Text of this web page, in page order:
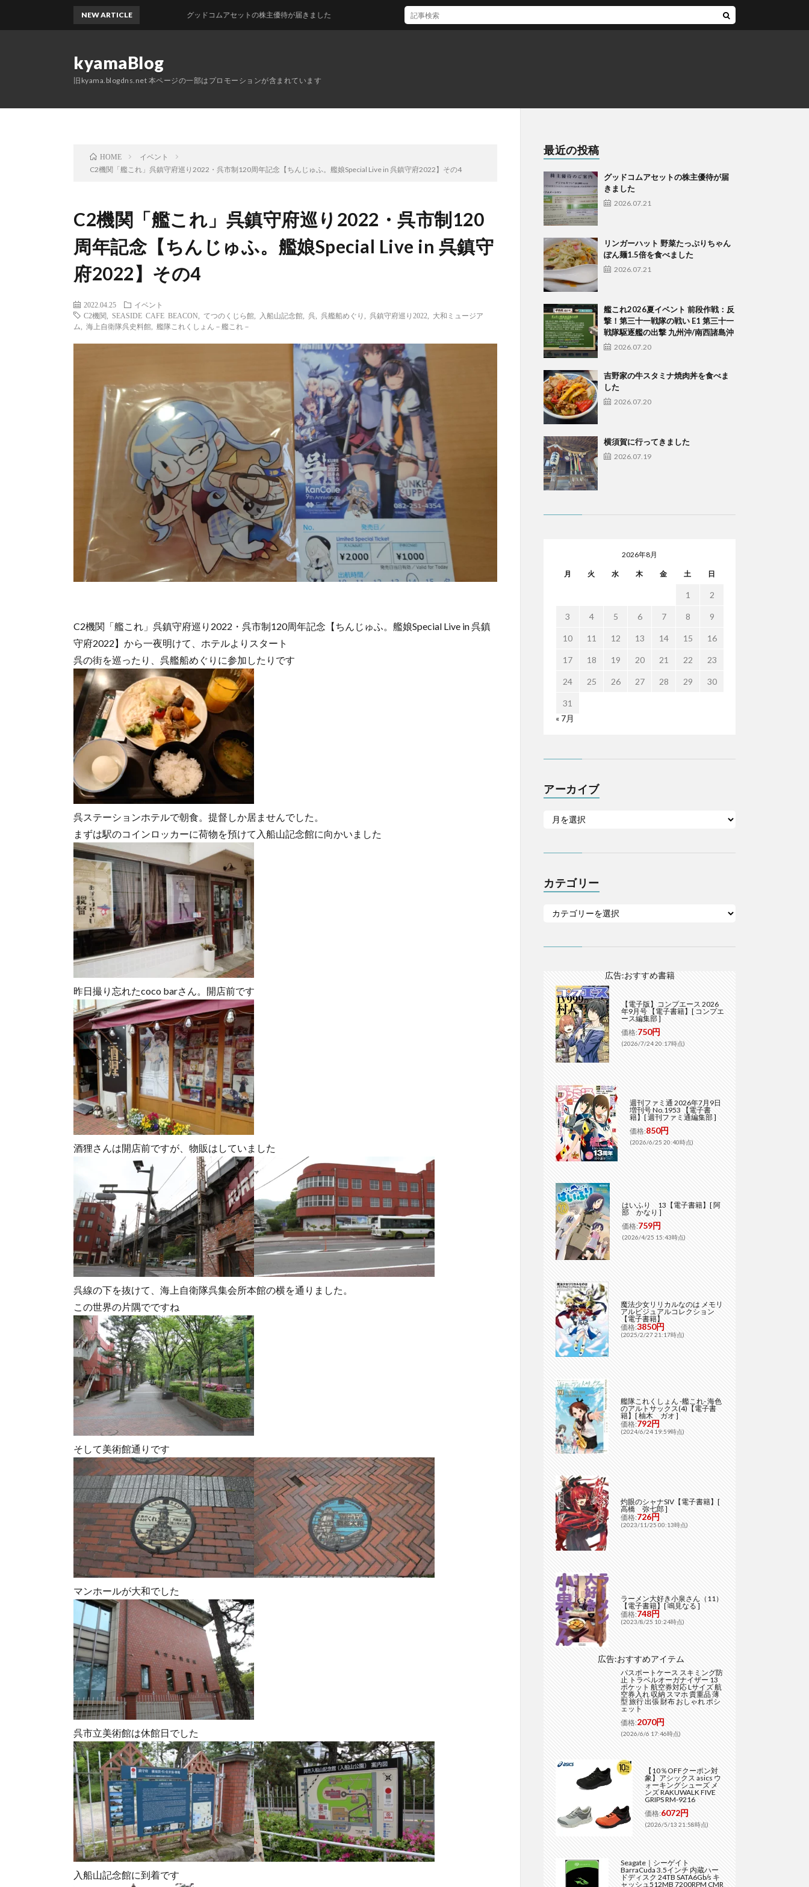
kyamaBlog
旧kyama.blogdns.net 本ページの一部はプロモーションが含まれています
NEW ARTICLE グッドコムアセットの株主優待が届きました
HOME
イベント
C2機関「艦これ」呉鎮守府巡り2022・呉市制120周年記念【ちんじゅふ。艦娘Special Live in 呉鎮守府2022】その4
C2機関「艦これ」呉鎮守府巡り2022・呉市制120
周年記念【ちんじゅふ。艦娘Special Live in 呉鎮守
府2022】その4
2022.04.25
イベント
C2機関
SEASIDE CAFE BEACON てつのくじら館 入船山記念館 呉 呉艦船めぐり 呉鎮守府巡り2022
大和ミュージア
ム
海上自衛隊呉史料館 艦隊これくしょん－艦これ－
C2機関「艦これ」呉鎮守府巡り2022・呉市制120周年記念【ちんじゅふ。艦娘Special Live in 呉鎮
守府2022】から一夜明けて、ホテルよりスタート
呉の街を巡ったり、呉艦船めぐりに参加したりです
呉ステーションホテルで朝食。提督しか居ませんでした。
まずは駅のコインロッカーに荷物を預けて入船山記念館に向かいました
昨日撮り忘れたcoco barさん。開店前です
酒狸さんは開店前ですが、物販はしていました
呉線の下を抜けて、海上自衛隊呉集会所本館の横を通りました。
この世界の片隅でですね
そして美術館通りです
マンホールが大和でした
呉市立美術館は休館日でした
入船山記念館に到着です
最近の投稿
グッドコムアセットの株主優待が届
きました
2026.07.21
リンガーハット 野菜たっぷりちゃん
ぽん麺1.5倍を食べました
2026.07.21
艦これ2026夏イベント 前段作戦：反
撃！第三十一戦隊の戦い E1 第三十一
戦隊駆逐艦の出撃 九州沖/南西諸島沖
2026.07.20
吉野家の牛スタミナ焼肉丼を食べま
した
2026.07.20
横須賀に行ってきました
2026.07.19
2026年8月
月 火 水 木 金 土 日
1 2
3 4 5 6 7 8 9
10 11 12 13 14 15 16
17 18 19 20 21 22 23
24 25 26 27 28 29 30
31
« 7月
アーカイブ
カテゴリー
広告:おすすめ書籍
【電子版】コンプエース 2026
年9月号 【電子書籍】[ コンプエ
ース編集部 ]
価格:750円
(2026/7/24 20:17時点)
週刊ファミ通 2026年7月9日
増刊号 No.1953 【電子書
籍】[ 週刊ファミ通編集部 ]
価格:850円
(2026/6/25 20:40時点)
はいふり 13【電子書籍】[ 阿
部 かなり ]
価格:759円
(2026/4/25 15:43時点)
魔法少女リリカルなのは メモリ
アルビジュアルコレクション
【電子書籍】
価格:3850円
(2025/2/27 21:17時点)
艦隊これくしょん -艦これ- 海色
のアルトサックス(4)【電子書
籍】[ 柚木 ガオ ]
価格:792円
(2024/6/24 19:59時点)
灼眼のシャナSIV【電子書籍】[
高橋 弥七郎 ]
価格:726円
(2023/11/25 00:13時点)
ラーメン大好き小泉さん（11）
【電子書籍】[ 鳴見なる ]
価格:748円
(2023/8/25 10:24時点)
広告:おすすめアイテム
パスポートケース スキミング防
止 トラベルオーガナイザー 13
ポケット 航空券対応 Lサイズ 航
空券入れ 収納 スマホ 貴重品 薄
型 旅行 出張 財布 おしゃれ ポシ
ェット
価格:2070円
(2026/6/6 17:46時点)
【10％OFFクーポン対
象】アシックス asics ウ
ォーキングシューズ メ
ンズ RAKUWALK FIVE
GRIPS RM-9216
価格:6072円
(2026/5/13 21:58時点)
Seagate｜シーゲイト
BarraCuda 3.5インチ 内蔵ハー
ドディスク 24TB SATA6Gb/s キ
ャッシュ512MB 7200RPM CMR